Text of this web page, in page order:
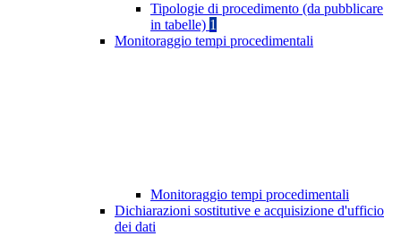
Tipologie di procedimento (da pubblicare
in tabelle) 1
Monitoraggio tempi procedimentali
Monitoraggio tempi procedimentali
Dichiarazioni sostitutive e acquisizione d'ufficio
dei dati